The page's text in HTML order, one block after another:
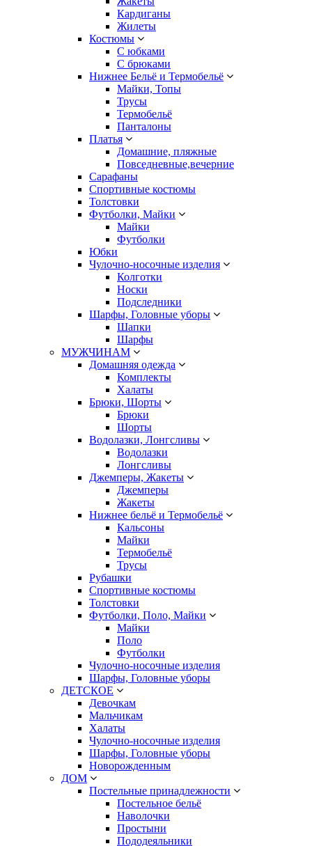
Кардиганы
Жилеты
Костюмы
С юбками
С брюками
Нижнее Бельё и Термобельё
Майки, Топы
Трусы
Термобельё
Панталоны
Платья
Домашние, пляжные
Повседневные,вечерние
Сарафаны
Спортивные костюмы
Толстовки
Футболки, Майки
Майки
Футболки
Юбки
Чулочно-носочные изделия
Колготки
Носки
Подследники
Шарфы, Головные уборы
Шапки
Шарфы
МУЖЧИНАМ
Домашняя одежда
Комплекты
Халаты
Брюки, Шорты
Брюки
Шорты
Водолазки, Лонгсливы
Водолазки
Лонгсливы
Джемперы, Жакеты
Джемперы
Жакеты
Нижнее бельё и Термобельё
Кальсоны
Майки
Термобельё
Трусы
Рубашки
Спортивные костюмы
Толстовки
Футболки, Поло, Майки
Майки
Поло
Футболки
Чулочно-носочные изделия
Шарфы, Головные уборы
ДЕТСКОЕ
Девочкам
Мальчикам
Халаты
Чулочно-носочные изделия
Шарфы, Головные уборы
Новорожденным
ДОМ
Постельные принадлежности
Постельное бельё
Наволочки
Простыни
Пододеяльники